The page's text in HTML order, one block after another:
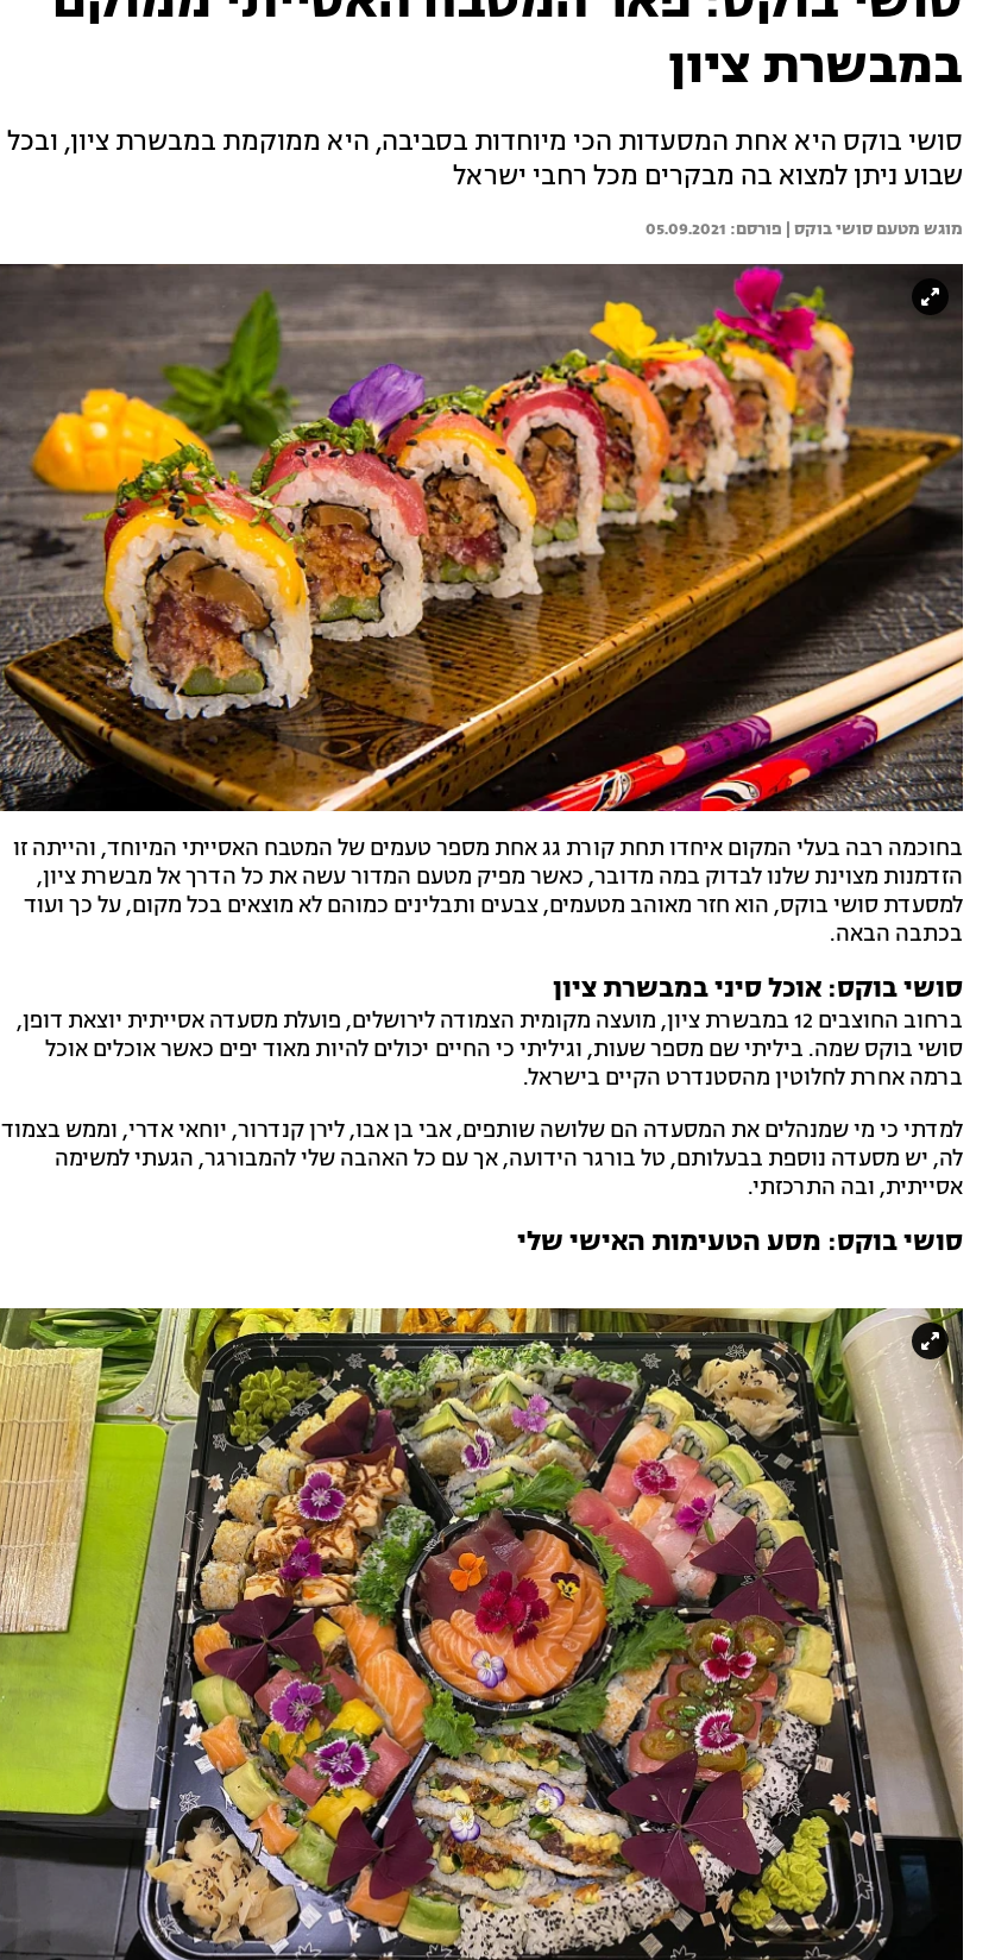
במבשרת ציון
סושי בוקס היא אחת המסעדות הכי מיוחדות בסביבה, היא ממוקמת במבשרת ציון, ובכל
שבוע ניתן למצוא בה מבקרים מכל רחבי ישראל
מוגש מטעם סושי בוקס | 05.09.2021
בחוכמה רבה בעלי המקום איחדו תחת קורת גג אחת מספר טעמים של המטבח האסייתי המיוחד, והייתה זו
הזדמנות מצוינת שלנו לבדוק במה מדובר, כאשר מפיק מטעם המדור עשה את כל הדרך אל מבשרת ציון,
למסעדת סושי בוקס, הוא חזר מאוהב מטעמים, צבעים ותבלינים כמוהם לא מוצאים בכל מקום, על כך ועוד
בכתבה הבאה.
סושי בוקס: אוכל סיני במבשרת ציון
ברחוב החוצבים 12 במבשרת ציון, מועצה מקומית הצמודה לירושלים, פועלת מסעדה אסייתית יוצאת דופן,
סושי בוקס שמה. ביליתי שם מספר שעות, וגיליתי כי החיים יכולים להיות מאוד יפים כאשר אוכלים אוכל
ברמה אחרת לחלוטין מהסטנדרט הקיים בישראל.
למדתי כי מי שמנהלים את המסעדה הם שלושה שותפים, אבי בן אבו, לירן קנדרור, יוחאי אדרי, וממש בצמוד
לה, יש מסעדה נוספת בבעלותם, טל בורגר הידועה, אך עם כל האהבה שלי להמבורגר, הגעתי למשימה
אסייתית, ובה התרכזתי.
סושי בוקס: מסע הטעימות האישי שלי